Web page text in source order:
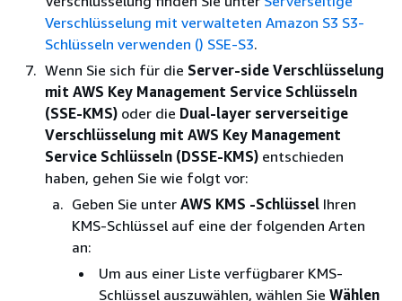
Verschlüsselung mit verwalteten Amazon S3 S3-
Schlüsseln verwenden () SSE-S3.
Wenn Sie sich für die Server-side Verschlüsselung
mit AWS Key Management Service Schlüsseln
(SSE-KMS) oder die Dual-layer serverseitige
Verschlüsselung mit AWS Key Management
Service Schlüsseln (DSSE-KMS) entschieden
haben, gehen Sie wie folgt vor:
Geben Sie unter AWS KMS -Schlüssel Ihren
KMS-Schlüssel auf eine der folgenden Arten
an:
Um aus einer Liste verfügbarer KMS-
Schlüssel auszuwählen, wählen Sie Wählen